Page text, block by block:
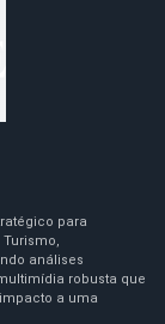
para
análises
robusta que
a uma